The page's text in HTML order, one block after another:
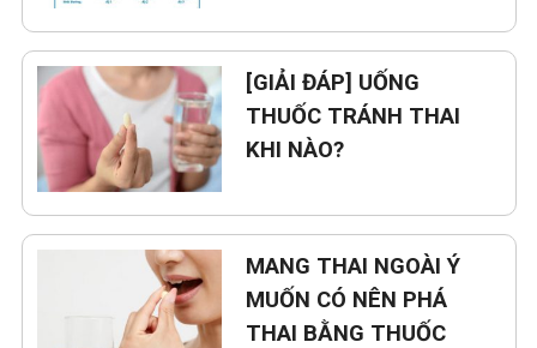
[GIẢI ĐÁP] UỐNG
THUỐC TRÁNH THAI
KHI NÀO?
MANG THAI NGOÀI Ý
MUỐN CÓ NÊN PHÁ
THAI BẰNG THUỐC